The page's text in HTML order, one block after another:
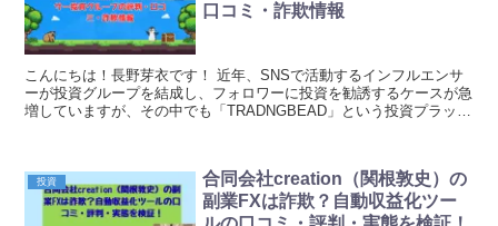
口コミ・詐欺情報
こんにちは！長野芽衣です！ 近年、SNSで活動するインフルエンサ
ーが投資グループを結成し、フォロワーに投資を勧誘するケースが急
増していますが、その中でも「TRADNGBEAD」という投資プラット
投資
合同会社creation（関根敦史）の
副業FXは詐欺？自動収益化ツー